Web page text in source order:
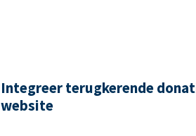
Integreer terugkerende
website